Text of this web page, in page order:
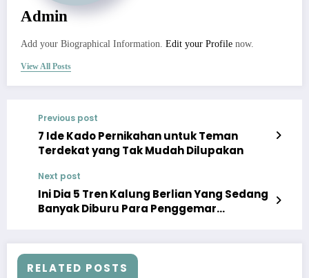
Admin
Add your Biographical Information. Edit your Profile now.
View All Posts
Previous post
7 Ide Kado Pernikahan untuk Teman
Terdekat yang Tak Mudah Dilupakan
Next post
Ini Dia 5 Tren Kalung Berlian Yang Sedang
Banyak Diburu Para Penggemar
RELATED POSTS